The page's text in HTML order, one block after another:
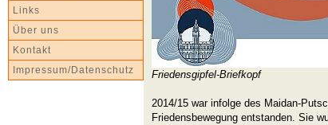
Links
Über uns
Kontakt
Impressum/Datenschutz Friedensgipfel-Briefkopf
2014/15 war infolge des Maidan-
Friedensbewegung entstanden. Sie